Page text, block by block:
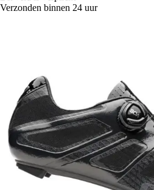
Verzonden binnen 24 uur